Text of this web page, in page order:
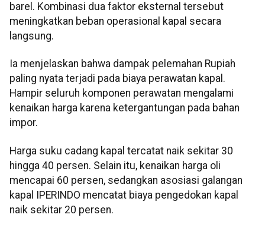
barel. Kombinasi dua faktor eksternal tersebut
meningkatkan beban operasional kapal secara
langsung.
Ia menjelaskan bahwa dampak pelemahan Rupiah
paling nyata terjadi pada biaya perawatan kapal.
Hampir seluruh komponen perawatan mengalami
kenaikan harga karena ketergantungan pada bahan
impor.
Harga suku cadang kapal tercatat naik sekitar 30
hingga 40 persen. Selain itu, kenaikan harga oli
mencapai 60 persen, sedangkan asosiasi galangan
kapal IPERINDO mencatat biaya pengedokan kapal
naik sekitar 20 persen.